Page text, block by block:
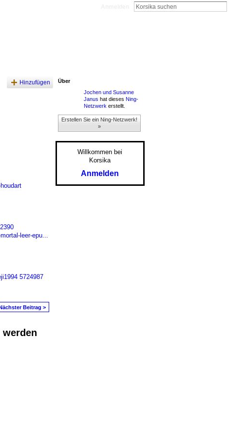
Hinzufügen
leer-epu...
5724987
Beitrag >
Über
Jochen und Susanne
Janus hat dieses Ning-
Netzwerk erstellt.
Erstellen Sie ein Ning-Netzwerk!
»
Willkommen bei
Korsika
Anmelden